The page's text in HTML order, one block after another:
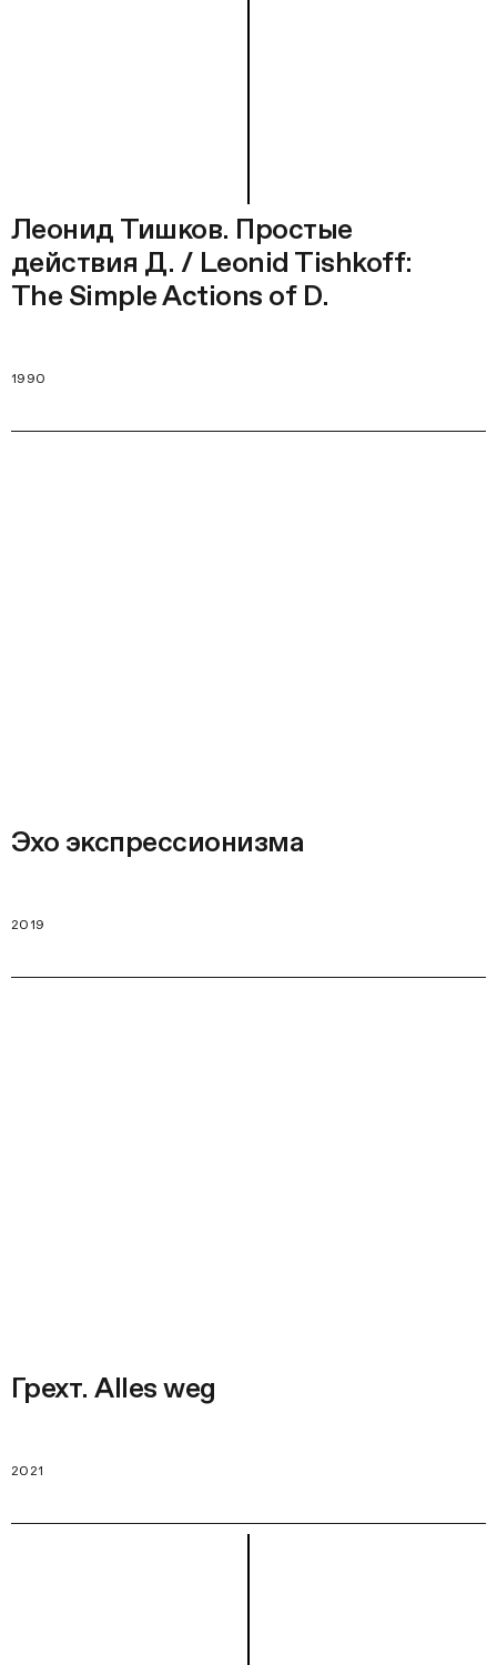
Леонид Тишков. Простые
действия Д. / Leonid Tishkoff:
The Simple Actions of D.
1990
Эхо экспрессионизма
2019
Грехт. Alles weg
2021